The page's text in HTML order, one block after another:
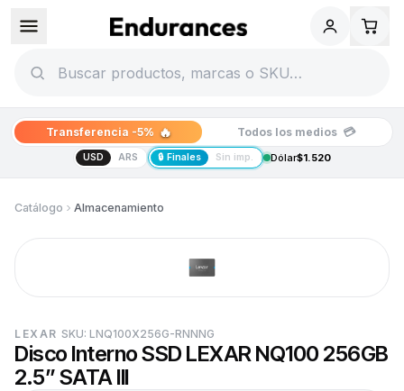
Transferencia -5% 🔥 Todos los medios 💳
USD ARS 🔒 Finales Sin imp. Dólar$1.520
Catálogo Almacenamiento
LEXAR SKU: LNQ100X256G-RNNNG
Disco Interno SSD LEXAR NQ100 256GB
2.5” SATA III